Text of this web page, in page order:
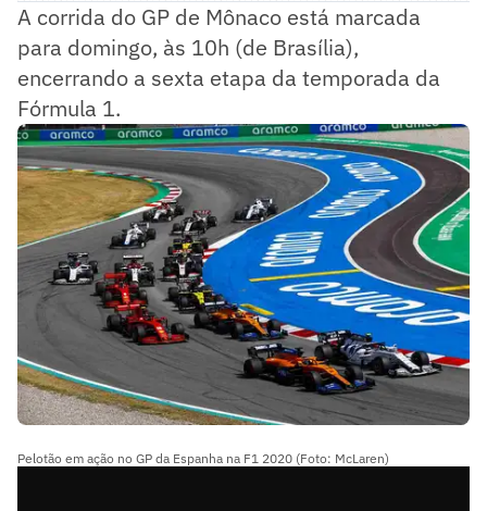
A corrida do GP de Mônaco está marcada
para domingo, às 10h (de Brasília),
encerrando a sexta etapa da temporada da
Fórmula 1.
Pelotão em ação no GP da Espanha na F1 2020 (Foto: McLaren)